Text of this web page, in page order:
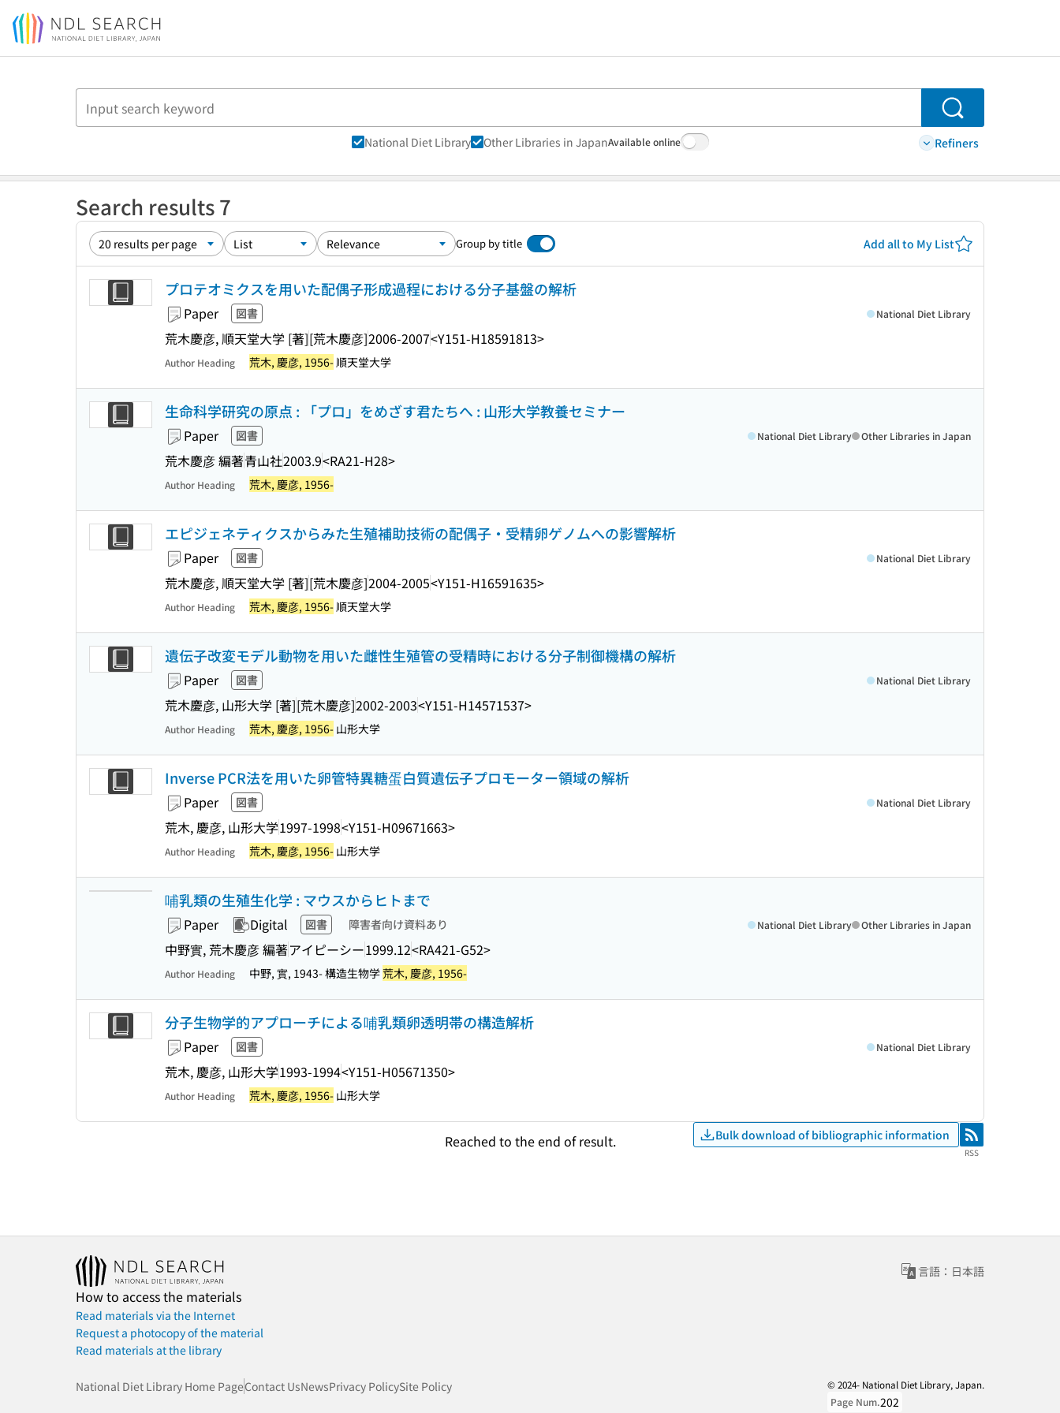
Jump to main content
Search
National Diet Library Other Libraries in JapanAvailable online Refiners
Search results 7
Group by title Add all to My List
プロテオミクスを用いた配偶子形成過程における分子基盤の解析
Paper 図書
荒木慶彦, 順天堂大学 [著][荒木慶彦]2006-2007<Y151-H18591813>
National Diet Library
Author Heading 荒木, 慶彦, 1956-順天堂大学
生命科学研究の原点 : 「プロ」をめざす君たちへ : 山形大学教養セミナー
Paper 図書
荒木慶彦 編著青山社2003.9<RA21-H28>
National Diet Library Other Libraries in Japan
Author Heading 荒木, 慶彦, 1956-
エピジェネティクスからみた生殖補助技術の配偶子・受精卵ゲノムへの影響解析
Paper 図書
荒木慶彦, 順天堂大学 [著][荒木慶彦]2004-2005<Y151-H16591635>
National Diet Library
Author Heading 荒木, 慶彦, 1956-順天堂大学
遺伝子改変モデル動物を用いた雌性生殖管の受精時における分子制御機構の解析
Paper 図書
荒木慶彦, 山形大学 [著][荒木慶彦]2002-2003<Y151-H14571537>
National Diet Library
Author Heading 荒木, 慶彦, 1956- 山形大学
Inverse PCR法を用いた卵管特異糖蛋白質遺伝子プロモーター領域の解析
Paper 図書
荒木, 慶彦, 山形大学1997-1998<Y151-H09671663>
National Diet Library
Author Heading 荒木, 慶彦, 1956- 山形大学
哺乳類の生殖生化学 : マウスからヒトまで
Paper Digital 図書 障害者向け資料あり
中野實, 荒木慶彦 編著アイピーシー1999.12<RA421-G52>
National Diet Library Other Libraries in Japan
Author Heading 中野, 實, 1943- 構造生物学荒木, 慶彦, 1956-
分子生物学的アプローチによる哺乳類卵透明帯の構造解析
Paper 図書
荒木, 慶彦, 山形大学1993-1994<Y151-H05671350>
National Diet Library
Author Heading 荒木, 慶彦, 1956- 山形大学
Reached to the end of result. Bulk download of bibliographic information RSS
RSS
言語：日本語
How to access the materials
Read materials via the Internet
Request a photocopy of the material
Read materials at the library
National Diet Library Home PageContact UsNewsPrivacy PolicySite Policy
© 2024- National Diet Library, Japan.
Page Num.202